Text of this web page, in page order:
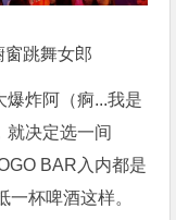
跳舞女郎
炸阿（痾...我是
就决定选一间
BAR入内都是
杯啤酒这样。